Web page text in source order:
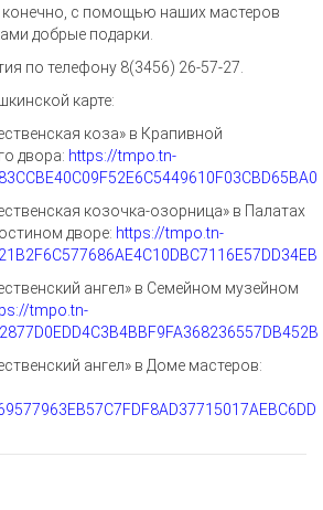
конечно, с помощью наших мастеров
добрые подарки.
по телефону 8(3456) 26-57-27.
карте:
коза» в Крапивной
двора: https://tmpo.tn-
козочка-озорница» в Палатах
дворе: https://tmpo.tn-
ангел» в Семейном музейном
tmpo.tn-
ангел» в Доме мастеров: